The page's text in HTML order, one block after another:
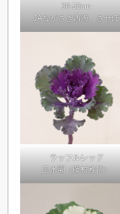
30-50cm
JAながさき西海 させぼ
ラッフルレッド
玉水園（藤村雅博）